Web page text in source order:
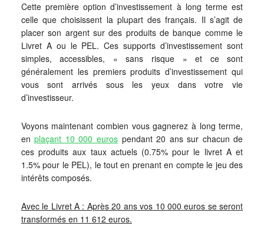
Cette première option d’investissement à long terme est
celle que choisissent la plupart des français. Il s’agit de
placer son argent sur des produits de banque comme le
Livret A ou le PEL. Ces supports d’investissement sont
simples, accessibles, « sans risque » et ce sont
généralement les premiers produits d’investissement qui
vous sont arrivés sous les yeux dans votre vie
d’investisseur.
Voyons maintenant combien vous gagnerez à long terme,
enplaçant 10 000 eurospendant 20 ans sur chacun de
ces produits aux taux actuels (0.75% pour le livret A et
1.5% pour le PEL), le tout en prenant en compte le jeu des
intérêts composés.
Avec le Livret A : Après 20 ans vos 10 000 euros se seront
transformés en 11 612 euros.